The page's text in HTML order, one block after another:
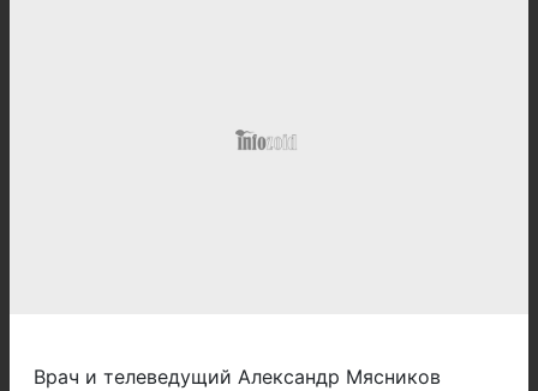
Врач и телеведущий Александр Мясников